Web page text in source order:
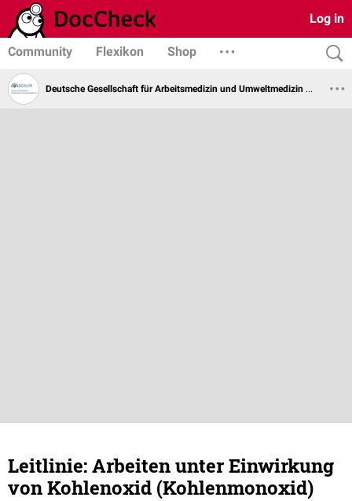
Log in
Community Flexikon Shop
Deutsche Gesellschaft für Arbeitsmedizin und Umweltmedizin e.V.
Leitlinie: Arbeiten unter Einwirkung
von Kohlenoxid (Kohlenmonoxid)